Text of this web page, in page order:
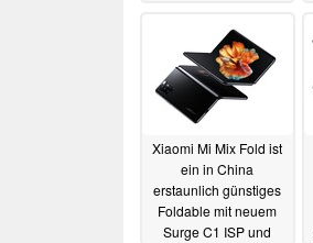
Xiaomi Mi Mix Fold ist
ein in China
erstaunlich günstiges
Foldable mit neuem
Surge C1 ISP und